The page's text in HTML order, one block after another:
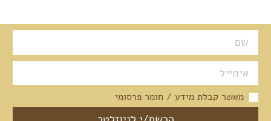
מאשר קבלת מידע / חומר פרסומי